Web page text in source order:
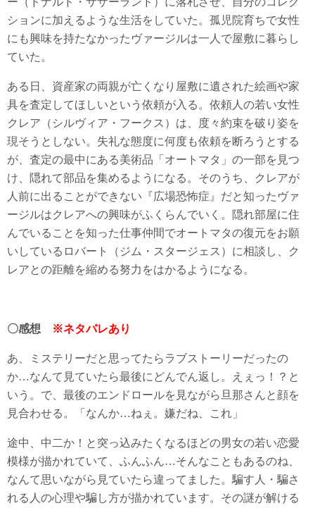
ションに加えるような生活をしていた。孤児院育ちで女性
にも興味を持たなかったヴァージルは一人で屋敷に暮らし
ていた。
ある日、資産家の両親が亡くなり屋敷に遺された絵画や家
具を査定してほしいという依頼が入る。依頼人の若い女性
クレア（シルヴィア・フークス）は、度々約束を破り姿を
現そうとしない。失礼な態度に何度も依頼を断ろうとする
が、査定の最中にある美術品「オートマタ」の一部を見つ
け、隠れて部品を集めるようになる。そのうち、クレアが
人前に出ることができない『広場恐怖症』だと知ったヴァ
ージルはクレアへの興味がふくらんでいく。隠れ部屋に住
んでいることを知った仕事仲間でオートマタの復元をお願
いしているロバート（ジム・スタージェス）に相談し、ク
レアとの距離を縮める努力をはかるようになる。
〇感想 ※ネタバレあり
あ、ミステリーだと思ってたらラブストーリーだったの
か…なんて見ていたら最後にどんでん返し。えぇっ！？と
いう。で、最後のエンドロールを見ながら旦那さんと顔を
見合わせる。「なんか…ねぇ。嫌だね、これ」
途中、中二か！と突っ込みたくなるほどの男女の若い恋愛
模様が描かれていて、ふんふん…そんなこともあるのね、
なんて思いながら見ていたら違ってました。騙す人・騙さ
れる人の心理や騙し方が描かれています。その謎が解ける